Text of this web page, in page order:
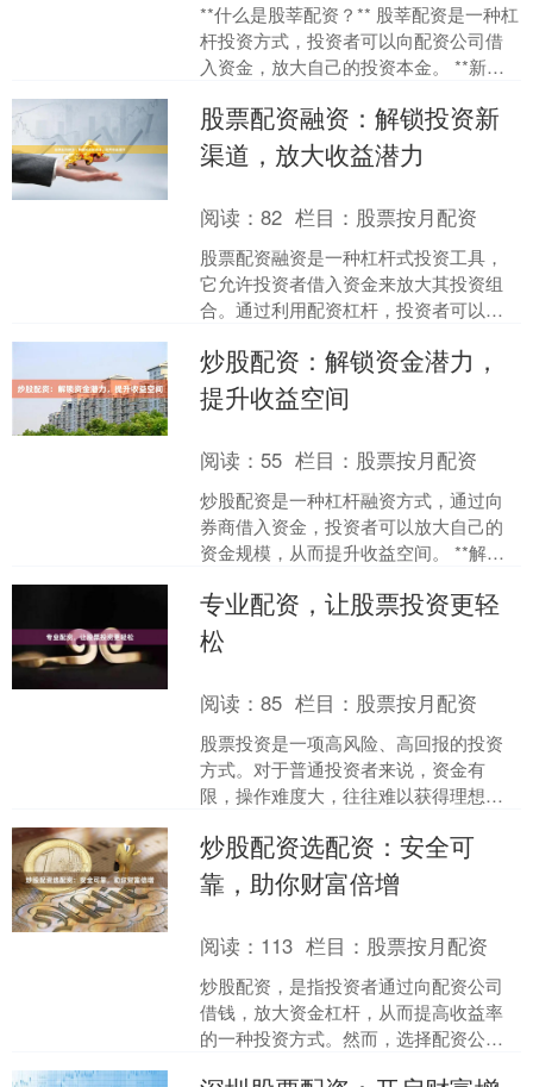
**什么是股莘配资？** 股莘配资是一种杠
杆投资方式，投资者可以向配资公司借
入资金，放大自己的投资本金。 **新手
股票配资融资：解锁投资新
渠道，放大收益潜力
阅读：82 栏目： 股票按月配资
股票配资融资是一种杠杆式投资工具，
它允许投资者借入资金来放大其投资组
合。通过利用配资杠杆，投资者可以获
大的风险。 **如何运作....
炒股配资：解锁资金潜力，
提升收益空间
阅读： 55 栏目： 股票按月配资
炒股配资是一种杠杆融资方式，通过向
券商借入资金，投资者可以放大自己的
资金规模，从而提升收益空间。 **解锁
的问题。对于资金....
专业配资，让股票投资更轻
松
阅读：85 栏目： 股票按月配资
股票投资是一项高风险、高回报的投资
方式。对于普通投资者来说，资金有
限，操作难度大，往往难以获得理想的
供了新的选择，让投资者可以....
炒股配资选配资：安全可
靠，助你财富倍增
阅读： 113 栏目： 股票按月配资
炒股配资，是指投资者通过向配资公司
借钱，放大资金杠杆，从而提高收益率
的一种投资方式。然而，选择配资公司